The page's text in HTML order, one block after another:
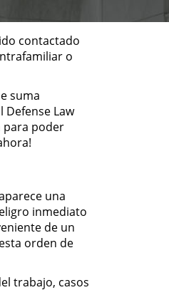
contactado
o
suma
Defense Law
para poder
una
inmediato
de un
orden de
trabajo, casos